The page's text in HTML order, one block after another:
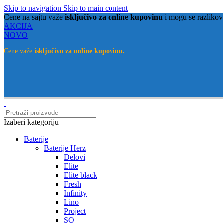
Skip to navigation Skip to main content
Cene na sajtu važe isključivo za online kupovinu i mogu se
AKCIJA
NOVO
Cene važe isključivo za online kupovinu.
Izaberi kategoriju
Baterije
Baterije Herz
Delovi
Elite
Elite black
Fresh
Infinity
Lino
Project
SQ